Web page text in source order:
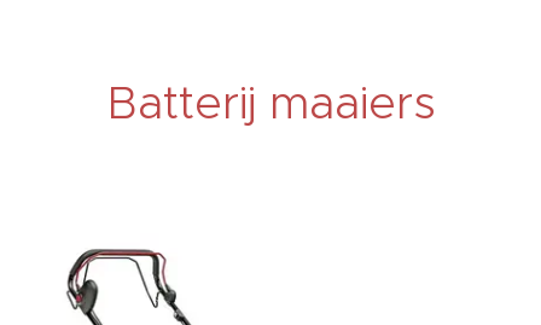
Batterij maaiers